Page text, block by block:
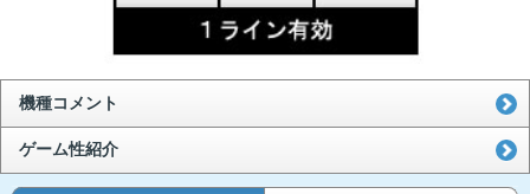
機種コメント
ゲーム性紹介